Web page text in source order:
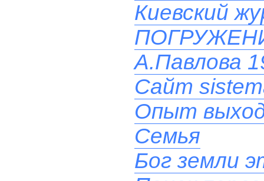
Киевский
А.Павлова
Сайт
Опыт
Семья
Бог земли